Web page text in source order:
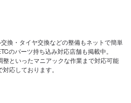
換・タイヤ交換などの整備もネットで簡単
のパーツ持ち込み対応店舗も掲載中。
整といったマニアックな作業まで対応可能
応しております。